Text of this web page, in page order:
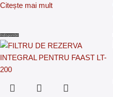
Citește mai mult
Indisponibil